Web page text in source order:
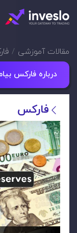
مقالات آموزشی
درباره فارکس
فارکس